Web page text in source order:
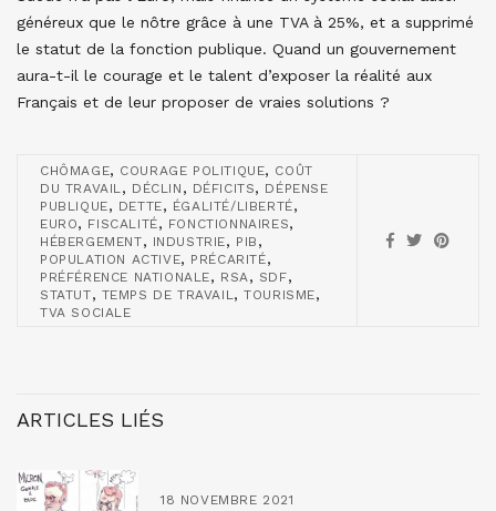
généreux que le nôtre grâce à une TVA à 25%, et a supprimé
le statut de la fonction publique. Quand un gouvernement
aura-t-il le courage et le talent d’exposer la réalité aux
Français et de leur proposer de vraies solutions ?
CHÔMAGE, COURAGE POLITIQUE, COÛT
DU TRAVAIL, DÉCLIN , DÉFICITS, DÉPENSE
PUBLIQUE, DETTE, ÉGALITÉ/LIBERTÉ,
EURO, FISCALITÉ, FONCTIONNAIRES,
HÉBERGEMENT, INDUSTRIE, PIB ,
POPULATION ACTIVE, PRÉCARITÉ,
PRÉFÉRENCE NATIONALE, RSA, SDF,
STATUT, TEMPS DE TRAVAIL,TOURISME,
TVA SOCIALE
ARTICLES LIÉS
18 NOVEMBRE 2021